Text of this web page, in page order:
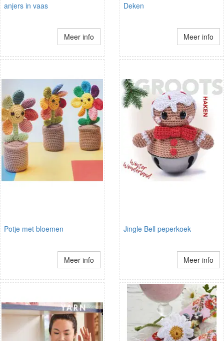
anjers in vaas
Meer info
Deken
Meer info
Potje met bloemen
Meer info
Jingle Bell peperkoek
Meer info